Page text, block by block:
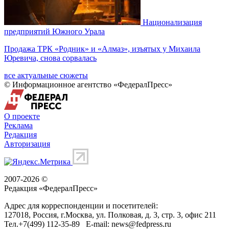
Национализация
предприятий Южного Урала
Продажа ТРК «Родник» и «Алмаз», изъятых у Михаила
Юревича, снова сорвалась
все актуальные сюжеты
© Информационное агентство «ФедералПресс»
О проекте
Реклама
Редакция
Авторизация
2007-2026 ©
Редакция «ФедералПресс»
Адрес для корреспонденции и посетителей:
127018, Россия, г.Москва, ул. Полковая, д. 3, стр. 3, офис 211
Тел.+7(499) 112-35-89 E-mail: news@fedpress.ru